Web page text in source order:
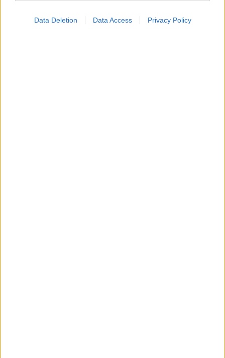
Data Deletion Data Access Privacy Policy
2026. május 21. 08:04